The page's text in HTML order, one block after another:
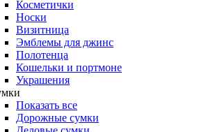
Косметички
Носки
Визитница
Эмблемы для джинс
Полотенца
Кошельки и портмоне
Украшения
Показать все
Дорожные сумки